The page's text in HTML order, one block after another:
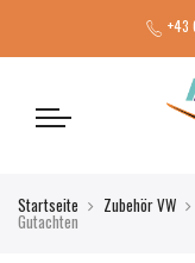
+43
Startseite Zubehör VW
Gutachten